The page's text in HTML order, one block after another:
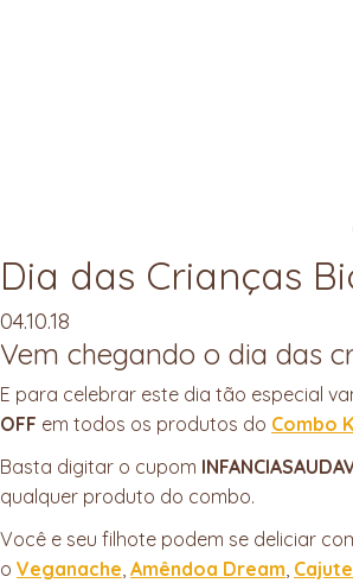
Dia das Crianças
04.10.18
Vem chegando o dia das
E para celebrar este dia tão especial
OFF em todos os produtos do Combo
Basta digitar o cupom
qualquer produto do combo.
Você e seu filhote podem se deliciar
o Veganache, Amêndoa Dream,